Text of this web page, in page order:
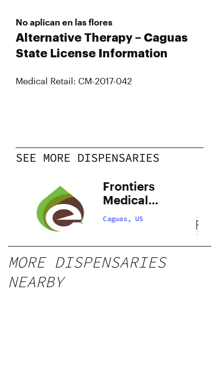
No aplican en las flores
Alternative Therapy – Caguas
State License Information
Medical Retail: CM-2017-042
SEE MORE DISPENSARIES
Frontiers
Medical
Cannabis &
Wellness
Caguas
Caguas, US
MORE DISPENSARIES
NEARBY